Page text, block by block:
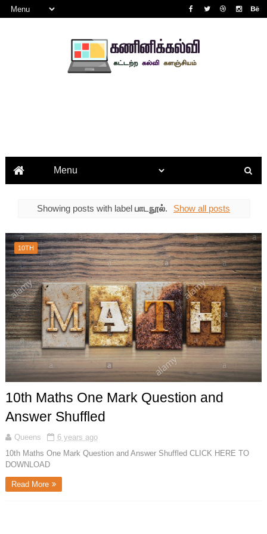
Showing posts with label பாடநூல். Show all posts
10TH
10th Maths One Mark Question and
Answer Shuffled
Queens
6 years ago
10th Maths One Mark Question and Answer Shuffled CLICK HERE TO
DOWNLOAD
Read More